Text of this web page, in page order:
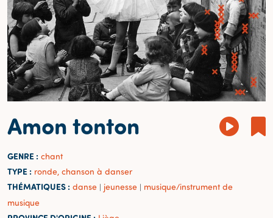
Amon tonton
GENRE : chant
TYPE : ronde, chanson à danser
THÉMATIQUES : danse | jeunesse | musique/instrument de
musique